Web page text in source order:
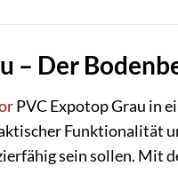
– Der
PVC Expotop Grau in
Funktionalität
sein sollen. Mit